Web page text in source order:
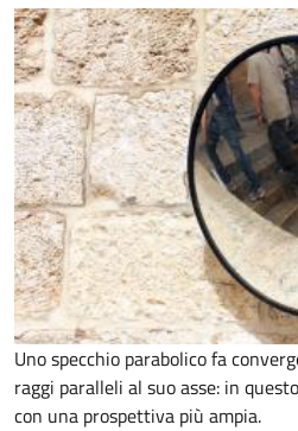
Uno specchio parabolico fa
raggi paralleli al suo asse: in
con una prospettiva più ampia.